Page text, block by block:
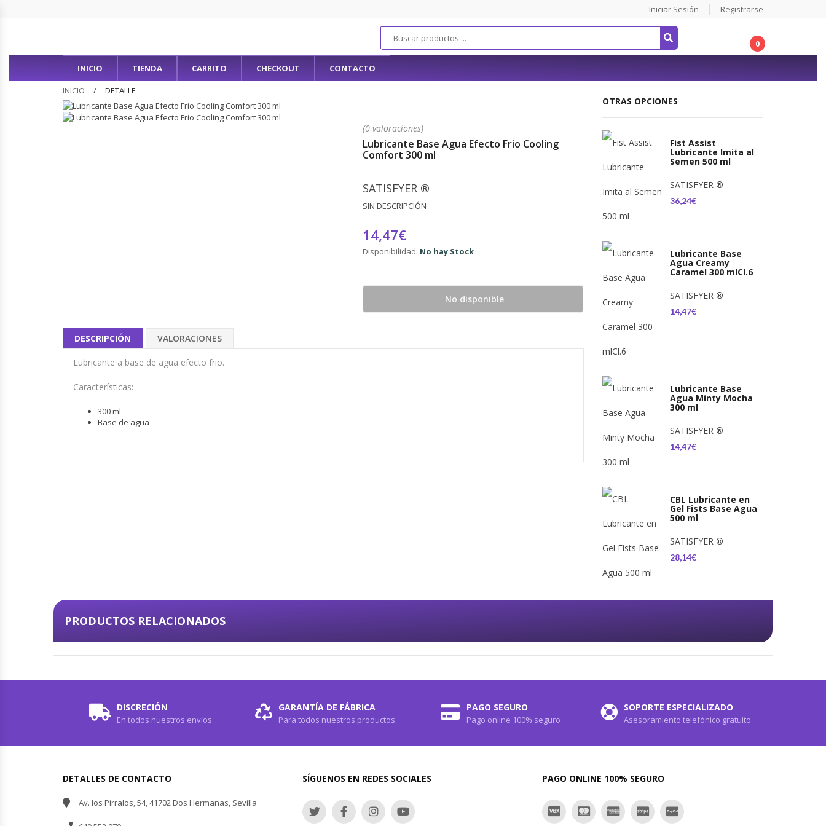
Iniciar Sesión Registrarse
0
INICIO TIENDA CARRITO CHECKOUT
CONTACTO
INICIO
DETALLE
(0 valoraciones)
Lubricante Base Agua Efecto Frio Cooling
Comfort 300 ml
SATISFYER ®
SIN DESCRIPCIÓN
14,47€
Disponibilidad: No hay Stock
No disponible
DESCRIPCIÓN VALORACIONES
Lubricante a base de agua efecto frio.
Características:
300 ml
Base de agua
OTRAS OPCIONES
Fist Assist
Lubricante Imita al
Semen 500 ml
SATISFYER®
36,24€
Lubricante Base
Agua Creamy
Caramel 300 mlCl.6
SATISFYER®
14,47€
Lubricante Base
Agua Minty Mocha
300 ml
SATISFYER®
14,47€
CBL Lubricante en
Gel Fists Base Agua
500 ml
SATISFYER®
28,14€
PRODUCTOS RELACIONADOS
DISCRECIÓN
En todos nuestros envíos
GARANTÍA DE FÁBRICA
Para todos nuestros productos
PAGO SEGURO
Pago online 100% seguro
SOPORTE ESPECIALIZADO
Asesoramiento telefónico gratuito
DETALLES DE CONTACTO
Av. los Pirralos, 54, 41702 Dos Hermanas, Sevilla
SÍGUENOS EN REDES SOCIALES PAGO ONLINE 100% SEGURO